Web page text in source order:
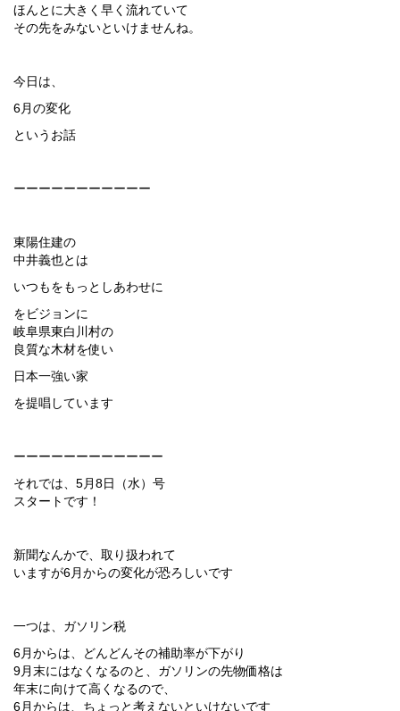
ほんとに大きく早く流れていて
その先をみないといけませんね。
今日は、
6月の変化
というお話
ーーーーーーーーーーー
東陽住建の
中井義也とは
いつもをもっとしあわせに
をビジョンに
岐阜県東白川村の
良質な木材を使い
日本一強い家
を提唱しています
ーーーーーーーーーーーー
それでは、5月8日（水）号
スタートです！
新聞なんかで、取り扱われて
いますが6月からの変化が恐ろしいです
一つは、ガソリン税
6月からは、どんどんその補助率が下がり
9月末にはなくなるのと、ガソリンの先物価格は
年末に向けて高くなるので、
6月からは、ちょっと考えないといけないです